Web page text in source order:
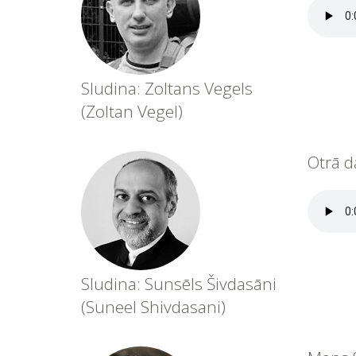
Sludina: Zoltans Vegels
(Zoltan Vegel)
Sludina: Sunsēls Šivdasāni
(Suneel Shivdasani)
Otrā